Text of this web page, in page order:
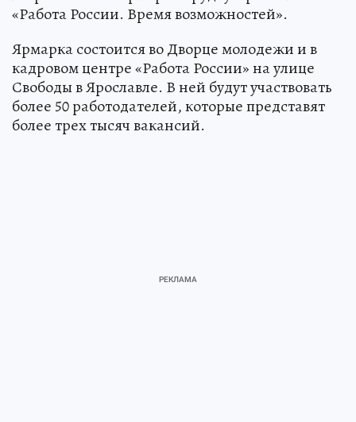
«Работа России. Время возможностей».
Ярмарка состоится во Дворце молодежи и в
кадровом центре «Работа России» на улице
Свободы в Ярославле. В ней будут участвовать
более 50 работодателей, которые представят
более трех тысяч вакансий.